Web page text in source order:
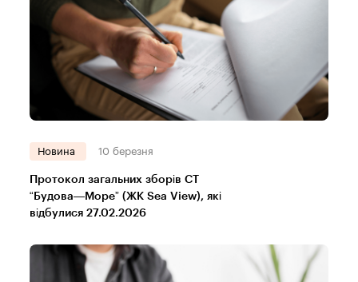
Новина 10 березня
Протокол загальних зборів СТ
“Будова—Море” (ЖК Sea View), які
відбулися 27.02.2026